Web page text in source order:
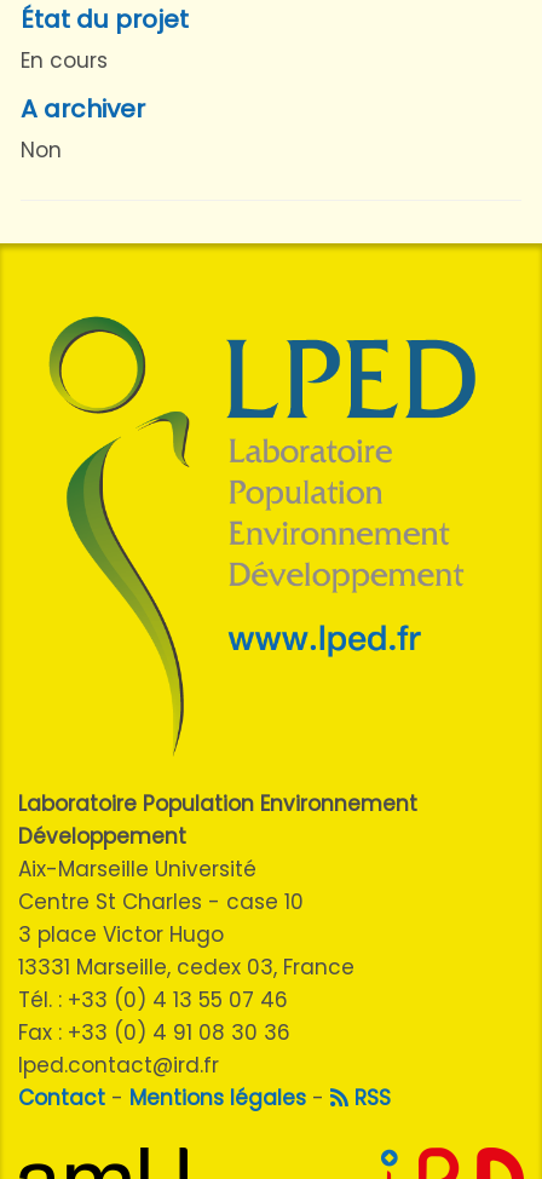
État du projet
En cours
A archiver
Non
Laboratoire Population Environnement
Développement
Aix-Marseille Université
Centre St Charles - case 10
3 place Victor Hugo
13331 Marseille, cedex 03, France
Tél. : +33 (0) 4 13 55 07 46
Fax : +33 (0) 4 91 08 30 36
lped.contact@ird.fr
Contact - Mentions légales - RSS